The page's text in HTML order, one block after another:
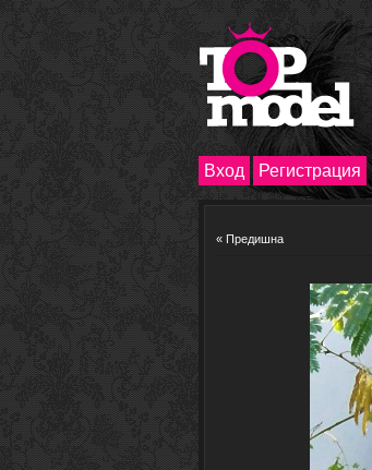
Вход Регистрация
« Предишна